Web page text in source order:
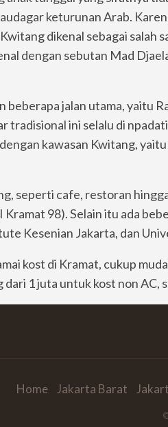
keturunan Arab.
dikenal sebagai
dengan sebutan Mad
jalan utama, yaitu
tradisional ini selalu di
kawasan Kwitang,
seperti cafe, restoran
98). Selain itu ada
Kesenian Jakarta, dan
kost di Kramat, cukup
1 juta untuk kost non
Home Jakarta Barat